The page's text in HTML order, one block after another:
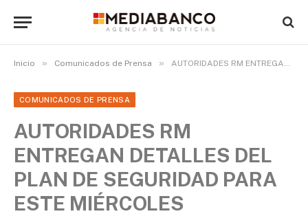
Inicio » Comunicados de Prensa » AUTORIDADES RM ENTREGAN DETALLES DEL PLAN DE SEGURIDAD PARA ESTE MIÉRCOLES
COMUNICADOS DE PRENSA
AUTORIDADES RM
ENTREGAN DETALLES DEL
PLAN DE SEGURIDAD PARA
ESTE MIÉRCOLES